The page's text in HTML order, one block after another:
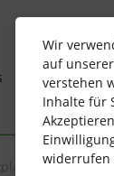
Wir
auf
verstehen
Inhalte für
widerrufen